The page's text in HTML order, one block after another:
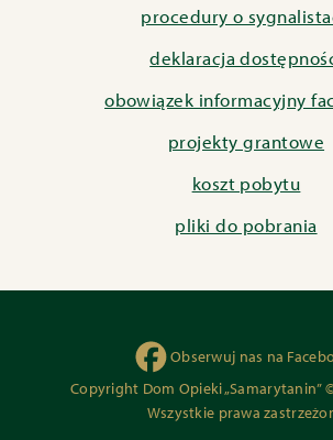
procedury o
deklaracja
obowiązek informacyjny
projekty grantowe
koszt pobytu
pliki do pobrania
Obserwuj nas na
Copyright Dom Opieki „Samarytanin”
Wszystkie prawa